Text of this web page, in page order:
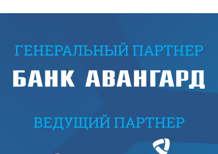
ГЕНЕРАЛЬНЫЙ ПАРТНЕР
ВЕДУЩИЙ ПАРТНЕР